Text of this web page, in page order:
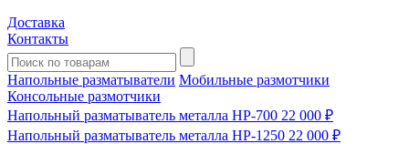
Доставка
Контакты
Напольные разматыватели Мобильные размотчики
Консольные размотчики
Напольный разматыватель металла HP-700 22 000 ₽
Напольный разматыватель металла HP-1250 22 000 ₽